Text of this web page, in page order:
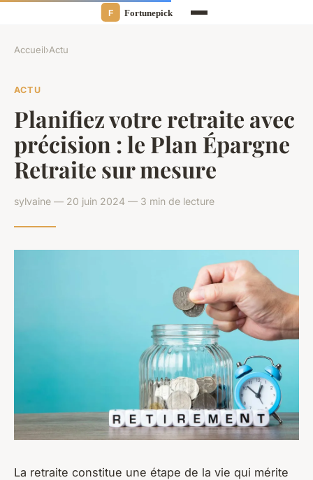
Accueil›Actu
ACTU
Planifiez votre retraite avec
précision : le Plan Épargne
Retraite sur mesure
sylvaine — 20 juin 2024 — 3 min de lecture
La retraite constitue une étape de la vie qui mérite